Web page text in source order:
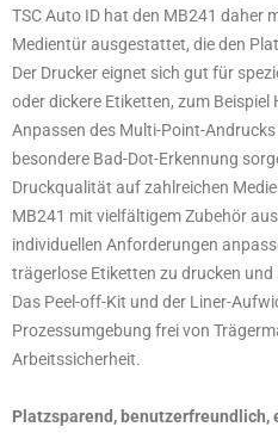
TSC Auto ID hat den MB241 daher
Medientür ausgestattet, die den
Der Drucker eignet sich gut für
oder dickere Etiketten, zum
Anpassen des Multi-Point-
besondere Bad-Dot-Erkennung
Druckqualität auf zahlreichen
MB241 mit vielfältigem Zubehör
individuellen Anforderungen
trägerlose Etiketten zu drucken
Das Peel-off-Kit und der Liner-
Prozessumgebung frei von
Arbeitssicherheit.
Platzsparend, benutzerfreundlich,